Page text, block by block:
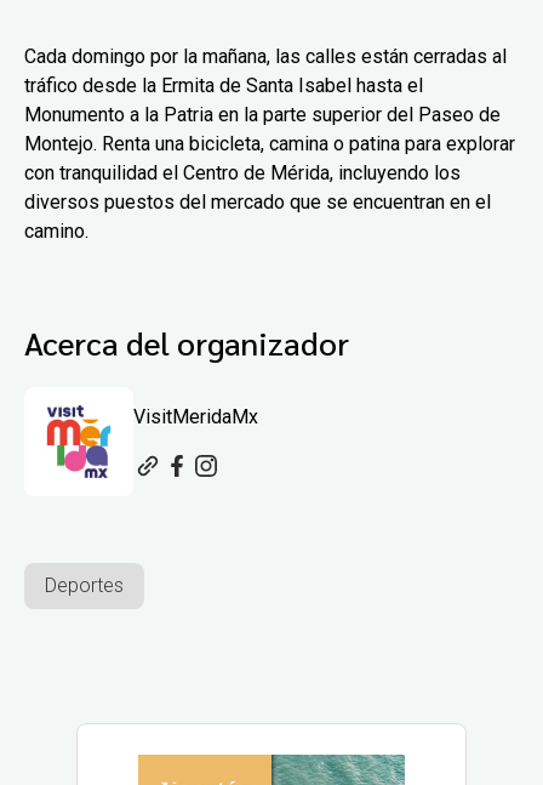
Cada domingo por la mañana, las calles están cerradas al
tráfico desde la Ermita de Santa Isabel hasta el
Monumento a la Patria en la parte superior del Paseo de
Montejo. Renta una bicicleta, camina o patina para explorar
con tranquilidad el Centro de Mérida, incluyendo los
diversos puestos del mercado que se encuentran en el
camino.
Acerca del organizador
VisitMeridaMx
Deportes